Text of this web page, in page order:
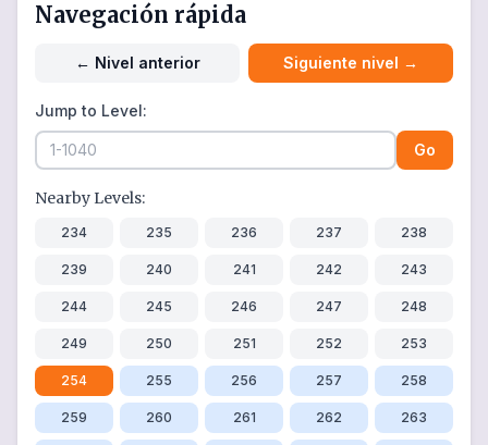
Navegación rápida
← Nivel anterior Siguiente nivel →
Jump to Level:
Go
Nearby Levels:
234 235 236 237 238
239 240 241 242 243
244 245 246 247 248
249 250 251 252 253
254 255 256 257 258
259 260 261 262 263